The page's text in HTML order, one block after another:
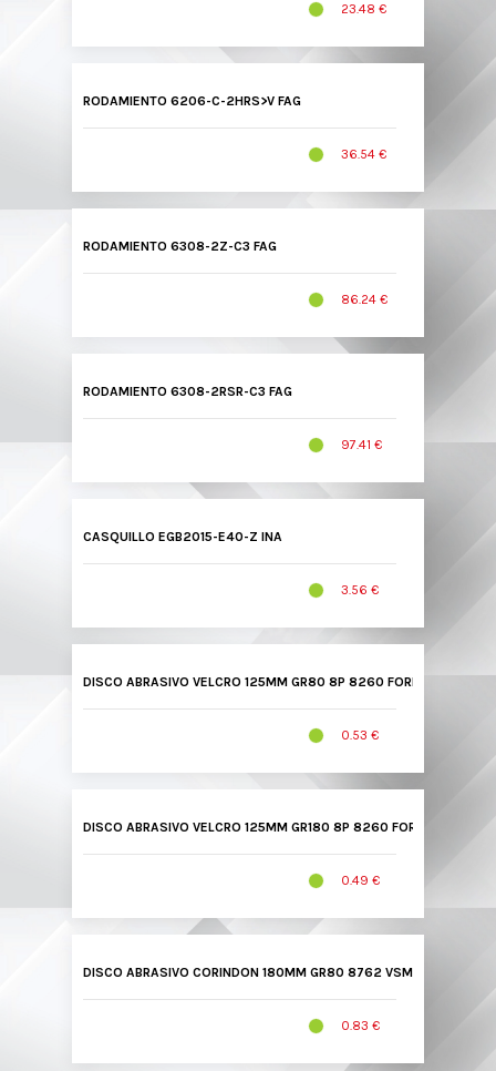
23.48 €
RODAMIENTO 6206-C-2HRS>V FAG
36.54 €
RODAMIENTO 6308-2Z-C3 FAG
86.24 €
RODAMIENTO 6308-2RSR-C3 FAG
97.41 €
CASQUILLO EGB2015-E40-Z INA
3.56 €
DISCO ABRASIVO VELCRO 125MM GR80 8P 8260 FORMAT
0.53 €
DISCO ABRASIVO VELCRO 125MM GR180 8P 8260 FORMAT
0.49 €
DISCO ABRASIVO CORINDON 180MM GR80 8762 VSM
0.83 €